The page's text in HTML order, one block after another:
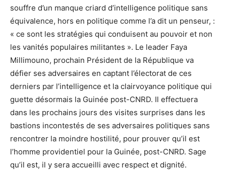
souffre d’un manque criard d’intelligence politique sans
équivalence, hors en politique comme l’a dit un penseur, :
« ce sont les stratégies qui conduisent au pouvoir et non
les vanités populaires militantes ». Le leader Faya
Millimouno, prochain Président de la République va
défier ses adversaires en captant l’électorat de ces
derniers par l’intelligence et la clairvoyance politique qui
guette désormais la Guinée post-CNRD. Il effectuera
dans les prochains jours des visites surprises dans les
bastions incontestés de ses adversaires politiques sans
rencontrer la moindre hostilité, pour prouver qu’il est
l’homme providentiel pour la Guinée, post-CNRD. Sage
qu’il est, il y sera accueilli avec respect et dignité.